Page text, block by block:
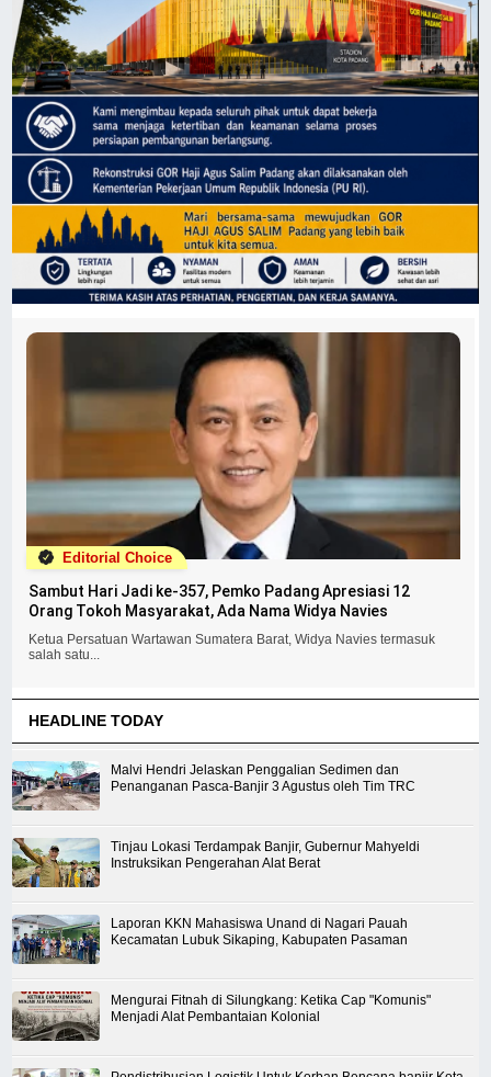
Editorial Choice
Sambut Hari Jadi ke-357, Pemko Padang Apresiasi 12
Orang Tokoh Masyarakat, Ada Nama Widya Navies
Ketua Persatuan Wartawan Sumatera Barat, Widya Navies termasuk
salah satu...
HEADLINE TODAY
Malvi Hendri Jelaskan Penggalian Sedimen dan
Penanganan Pasca-Banjir 3 Agustus oleh Tim TRC
Tinjau Lokasi Terdampak Banjir, Gubernur Mahyeldi
Instruksikan Pengerahan Alat Berat
Laporan KKN Mahasiswa Unand di Nagari Pauah
Kecamatan Lubuk Sikaping, Kabupaten Pasaman
Mengurai Fitnah di Silungkang: Ketika Cap "Komunis"
Menjadi Alat Pembantaian Kolonial